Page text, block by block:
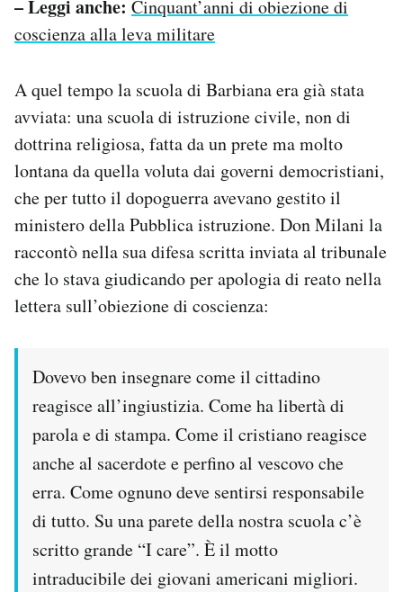
– Leggi anche: Cinquant’anni di obiezione di
coscienza alla leva militare
A quel tempo la scuola di Barbiana era già stata
avviata: una scuola di istruzione civile, non di
dottrina religiosa, fatta da un prete ma molto
lontana da quella voluta dai governi democristiani,
che per tutto il dopoguerra avevano gestito il
ministero della Pubblica istruzione. Don Milani la
raccontò nella sua difesa scritta inviata al tribunale
che lo stava giudicando per apologia di reato nella
lettera sull’obiezione di coscienza:
Dovevo ben insegnare come il cittadino
reagisce all’ingiustizia. Come ha libertà di
parola e di stampa. Come il cristiano reagisce
anche al sacerdote e perfino al vescovo che
erra. Come ognuno deve sentirsi responsabile
di tutto. Su una parete della nostra scuola c’è
scritto grande “I care”. È il motto
intraducibile dei giovani americani migliori.